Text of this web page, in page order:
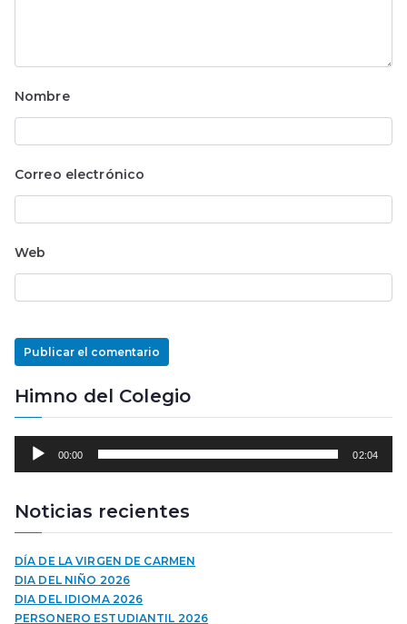
Nombre
Correo electrónico
Web
Himno del Colegio
o
u
c
t
o
00:00 02:04
Noticias recientes
DÍA DE LA VIRGEN DE CARMEN
DIA DEL NIÑO 2026
DIA DEL IDIOMA 2026
PERSONERO ESTUDIANTIL 2026